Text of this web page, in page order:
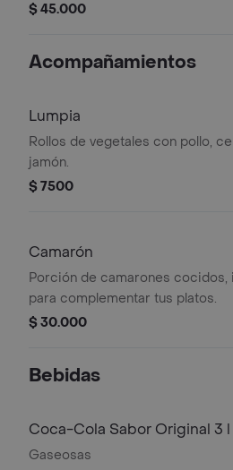
$ 45.000
Acompañamientos
Lumpia
Rollos de vegetales con pollo,
jamón.
$ 7500
Camarón
Porción de camarones cocidos,
para complementar tus platos.
$ 30.000
Bebidas
Coca-Cola Sabor Original 3 l
Gaseosas